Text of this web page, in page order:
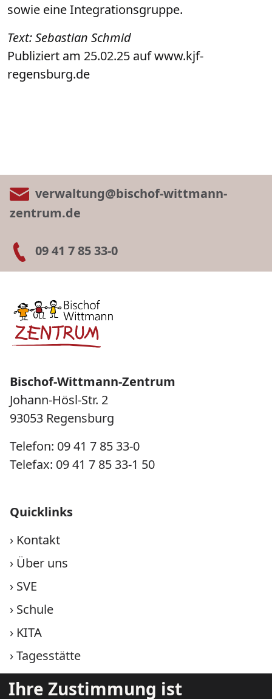
sowie eine Integrationsgruppe.
Text: Sebastian Schmid
Publiziert am 25.02.25 auf www.kjf-
regensburg.de
verwaltung@bischof-wittmann-
zentrum.de
09 41 7 85 33-0
Bischof-Wittmann-Zentrum
Johann-Hösl-Str. 2
93053 Regensburg
Telefon: 09 41 7 85 33-0
Telefax: 09 41 7 85 33-1 50
Quicklinks
› Kontakt
› Über uns
› SVE
› Schule
› KITA
›Tagesstätte
›Therapie
Ihre Zustimmung ist